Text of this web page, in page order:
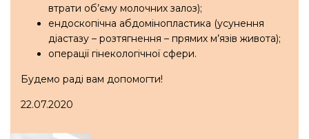
втрати об’єму молочних залоз);
ендоскопічна абдомінопластика (усунення
діастазу – розтягнення – прямих м’язів живота);
операції гінекологічної сфери.
Будемо раді вам допомогти!
22.07.2020